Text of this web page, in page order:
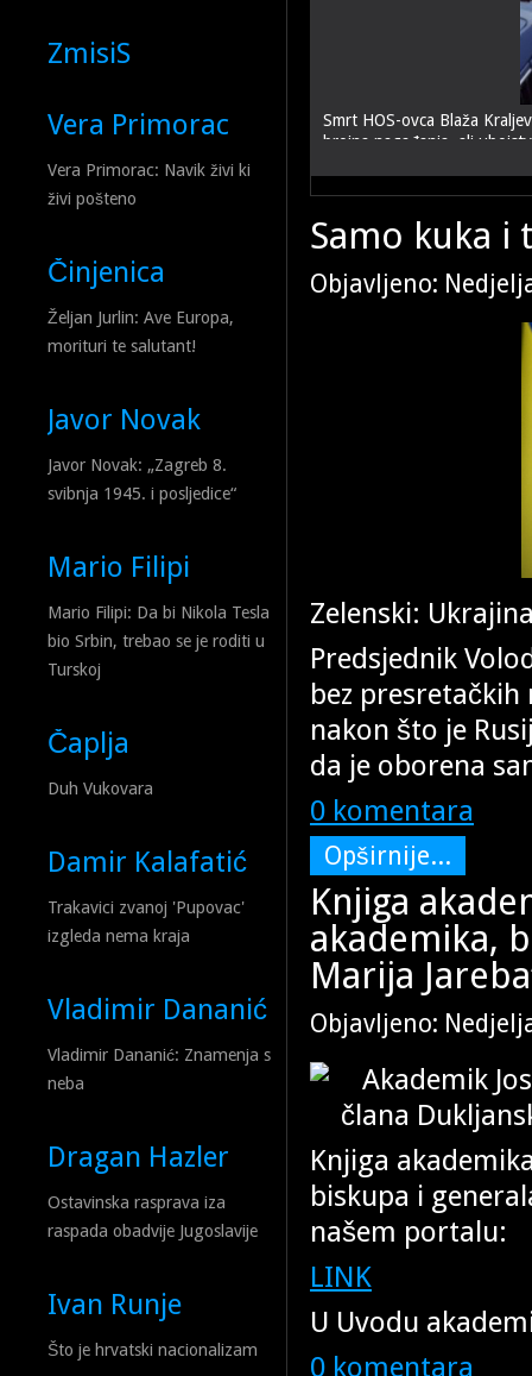
ZmisiS
Vera Primorac
Vera Primorac: Navik živi ki
živi pošteno
Činjenica
Željan Jurlin: Ave Europa,
morituri te salutant!
Javor Novak
Javor Novak: „Zagreb 8.
svibnja 1945. i posljedice“
Mario Filipi
Mario Filipi: Da bi Nikola Tesla
bio Srbin, trebao se je roditi u
Turskoj
Čaplja
Duh Vukovara
Damir Kalafatić
Trakavici zvanoj 'Pupovac'
izgleda nema kraja
Vladimir Dananić
Vladimir Dananić: Znamenja s
neba
Dragan Hazler
Ostavinska rasprava iza
raspada obadvije Jugoslavije
Ivan Runje
Što je hrvatski nacionalizam
Smrt HOS-ovca Blaža
brojna nagađanja, ali
hrvatskom povijesnom
hrvatske države, čak i
Samo kuka i
Objavljeno:
Zelenski:
Predsjednik
bez
nakon što je
da je oborena
0 komentara
Opširnije...
Knjiga
akademika,
Marija
Objavljeno:
Knjiga
biskupa i
našem portalu:
LINK
U Uvodu
0 komentara